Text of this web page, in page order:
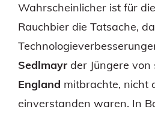
Wahrscheinlicher ist für
Rauchbier die Tatsache,
Sedlmayr der Jüngere von
England mitbrachte, nicht
einverstanden waren. In